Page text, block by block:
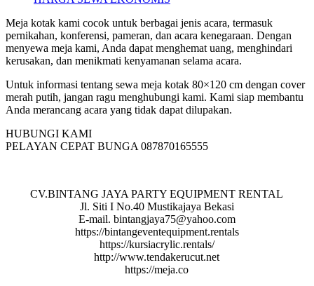
Meja kotak kami cocok untuk berbagai jenis acara, termasuk
pernikahan, konferensi, pameran, dan acara kenegaraan. Dengan
menyewa meja kami, Anda dapat menghemat uang, menghindari
kerusakan, dan menikmati kenyamanan selama acara.
Untuk informasi tentang sewa meja kotak 80×120 cm dengan cover
merah putih, jangan ragu menghubungi kami. Kami siap membantu
Anda merancang acara yang tidak dapat dilupakan.
HUBUNGI KAMI
PELAYAN CEPAT BUNGA 087870165555
CV.BINTANG JAYA PARTY EQUIPMENT RENTAL
Jl. Siti I No.40 Mustikajaya Bekasi
E-mail. bintangjaya75@yahoo.com
https://bintangeventequipment.rentals
https://kursiacrylic.rentals/
http://www.tendakerucut.net
https://meja.co